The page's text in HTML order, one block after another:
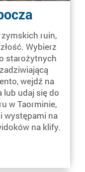
ruin,
Wybierz
starożytnych
wejdź na
lub udaj się do
w Taorminie,
występami na
na klify.